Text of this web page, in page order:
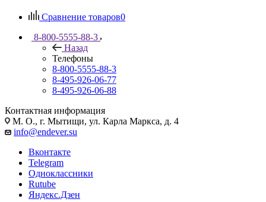
Сравнение товаров0
8-800-5555-88-3
Назад
Телефоны
8-800-5555-88-3
8-495-926-06-77
8-495-926-06-88
Контактная информация
М. О., г. Мытищи, ул. Карла Маркса, д. 4
info@endever.su
Вконтакте
Telegram
Одноклассники
Rutube
Яндекс.Дзен